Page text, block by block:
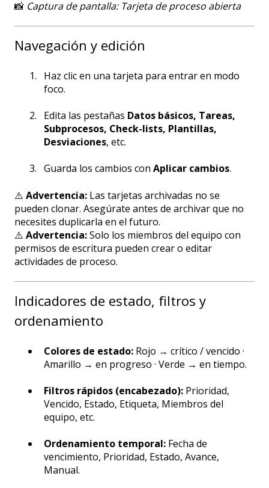
📸 Captura de pantalla: Tarjeta de proceso abierta
Navegación y edición
Haz clic en una tarjeta para entrar en modo
foco.
Edita las pestañas Datos básicos, Tareas,
Subprocesos, Check-lists, Plantillas,
Desviaciones, etc.
Guarda los cambios con Aplicar cambios.
⚠️ Advertencia: Las tarjetas archivadas no se
pueden clonar. Asegúrate antes de archivar que no
necesites duplicarla en el futuro.
⚠️ Advertencia:Solo los miembros del equipo con
permisos de escritura pueden crear o editar
actividades de proceso.
Indicadores de estado, filtros y
ordenamiento
Colores de estado: Rojo → crítico / vencido ·
Amarillo → en progreso · Verde → en tiempo.
Filtros rápidos (encabezado): Prioridad,
Vencido, Estado, Etiqueta, Miembros del
equipo, etc.
Ordenamiento temporal: Fecha de
vencimiento, Prioridad, Estado, Avance,
Manual.